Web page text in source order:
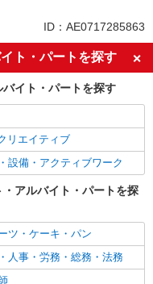
（40代～）活躍中
勤務（1日4h以内）OK
勤務OK
険あり
用あり
ID：AE0717285863
ト・パートを探す
イト・パートを探す
リエイティブ
設備・アクティブワーク
アルバイト・パートを探
ツ・ケーキ・パン
人事・労務・総務・法務